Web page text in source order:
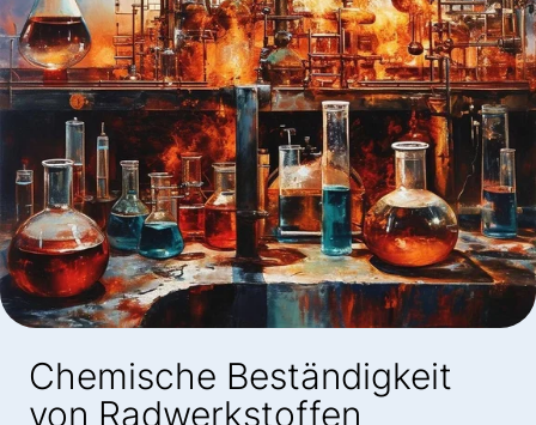
Chemische Beständigkeit
von Radwerkstoffen